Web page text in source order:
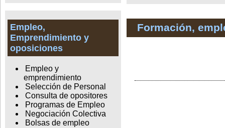
Empleo,
Emprendimiento y
oposiciones
Empleo y
emprendimiento
Selección de Personal
Consulta de opositores
Programas de Empleo
Negociación Colectiva
Bolsas de empleo
Formación,